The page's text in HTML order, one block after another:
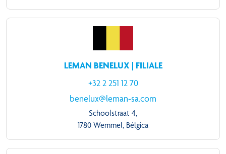
LEMAN BENELUX | FILIALE
+32 2 251 12 70
benelux@leman-sa.com
Schoolstraat 4,
1780 Wemmel, Bélgica